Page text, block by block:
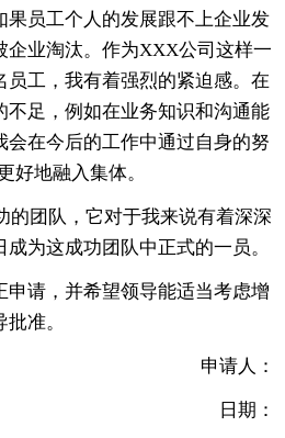
果员工个人的发展跟不上企业发
企业淘汰。作为XXX公司这样一
员工，我有着强烈的紧迫感。在
不足，例如在业务知识和沟通能
会在今后的工作中通过自身的努
好地融入集体。
的团队，它对于我来说有着深深
为这成功团队中正式的一员。
申请，并希望领导能适当考虑增
准。
申请人：
日期：